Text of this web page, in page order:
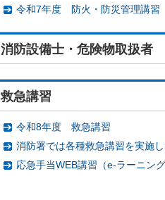
令和7年度 防火・防災管理講習
消防設備士・危険物取扱者
救急講習
令和8年度 救急講習
消防署では各種救急講習を実施し
応急手当WEB講習（e-ラーニン